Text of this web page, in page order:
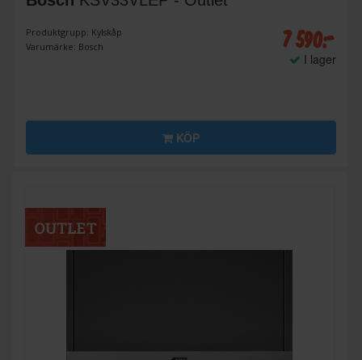
Produktgrupp: Kylskåp
Varumärke: Bosch
7 590:-
I lager
KÖP